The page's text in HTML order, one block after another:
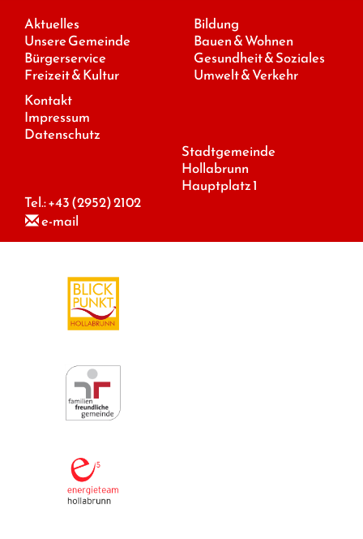
Aktuelles
Unsere Gemeinde
Bürgerservice
Freizeit & Kultur
Bildung
Bauen & Wohnen
Gesundheit & Soziales
Umwelt & Verkehr
Kontakt
Impressum
Datenschutz
Stadtgemeinde
Hollabrunn
Hauptplatz 1
Tel.:+43 (2952) 2102
e-mail